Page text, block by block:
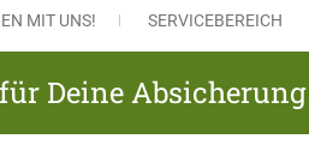
MIT UNS! SERVICEBEREICH
Deine